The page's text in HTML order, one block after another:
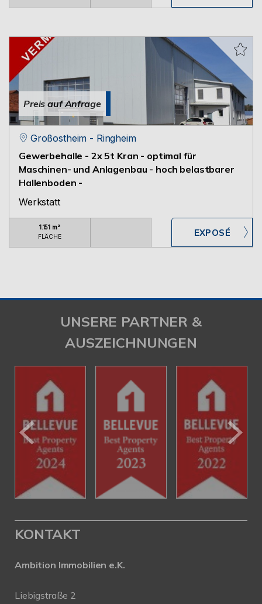
Preis auf Anfrage
Großostheim - Ringheim
Gewerbehalle - 2x 5t Kran - optimal für
Maschinen- und Anlagenbau - hoch belastbarer
Hallenboden -
Werkstatt
1.151 m²
FLÄCHE
UNSERE PARTNER &
AUSZEICHNUNGEN
KONTAKT
Ambition Immobilien e.K.
Liebigstraße 2